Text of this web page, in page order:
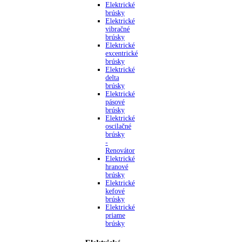
Elektrické
brúsky
Elektrické
vibračné
brúsky
Elektrické
excentrické
brúsky
Elektrické
delta
brúsky
Elektrické
pásové
brúsky
Elektrické
oscilačné
brúsky
-
Renovátor
Elektrické
hranové
brúsky
Elektrické
kefové
brúsky
Elektrické
priame
brúsky